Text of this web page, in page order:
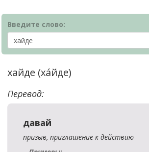
Введите слово:
хайде (ха́йде)
Перевод:
давай
призыв, приглашение к действию